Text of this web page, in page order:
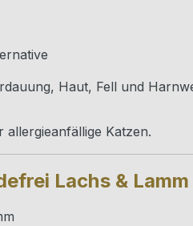
Haut, Fell und
Katzen.
Lachs & Lamm